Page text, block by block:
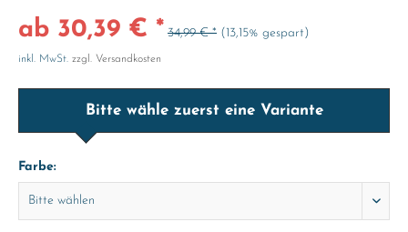
ab 30,39 € * 34,99 € * (13,15% gespart)
inkl. MwSt. zzgl. Versandkosten
Bitte wähle zuerst eine Variante
Farbe: